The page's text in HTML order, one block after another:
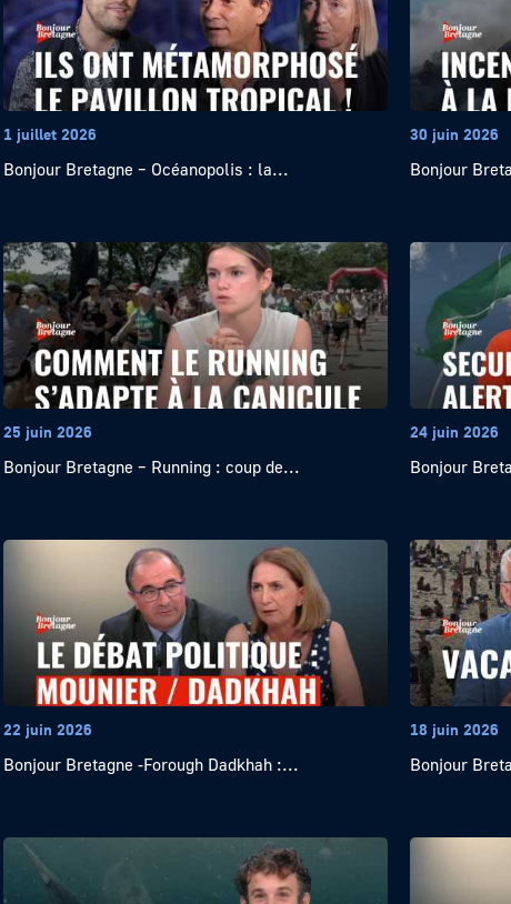
1 juillet 2026
Bonjour Bretagne – Océanopolis : la...
30 juin 2026
Bonjour
25 juin 2026
Bonjour Bretagne – Running : coup de...
24 juin 2026
Bonjour
22 juin 2026
Bonjour Bretagne -Forough Dadkhah :...
18 juin 2026
Bonjour